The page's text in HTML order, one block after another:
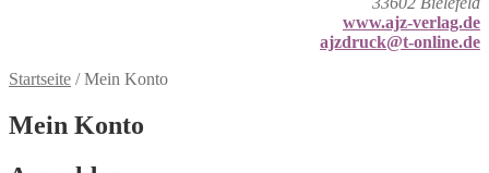
www.ajz-verlag.de
ajzdruck@t-online.de
Startseite /Mein Konto
Mein Konto